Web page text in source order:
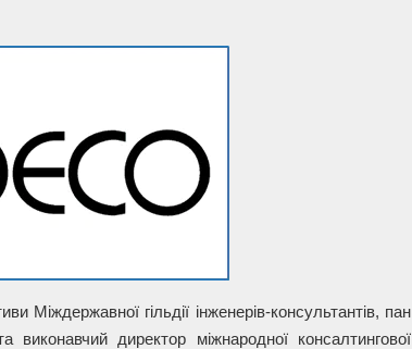
Міждержавної гільдії інженерів-консультантів, пан
директор міжнародної консалтингової